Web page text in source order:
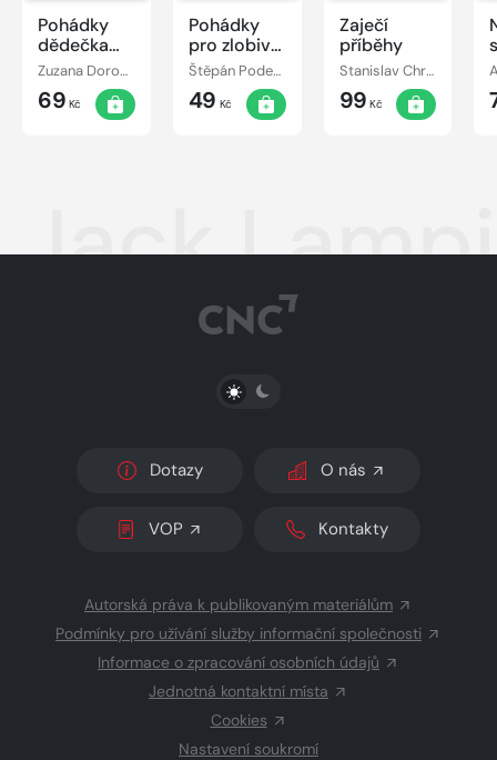
Pohádky
dědečka
Lampáře Zuzana Dorogiová
69 Kč
Pohádky
pro zlobivé
strašidýlkoŠtěpán Podešt, ml.
49 Kč
Zaječí
příběhy
Stanislav Chromčák
99 Kč
Jack
PŘEPNOUT SVĚTLÝ/TMAVÝ REŽIM
Dotazy O nás
VOP Kontakty
Autorská práva k publikovaným materiálům
Podmínky pro užívání služby informační společnosti
Informace o zpracování osobních údajů
Jednotná kontaktní místa
Cookies
Nastavení soukromí